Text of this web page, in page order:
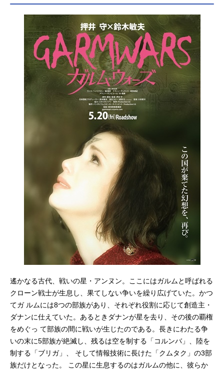
遙かなる古代、戦いの星・アンヌン。ここにはガルムと呼ばれる
クローン戦士が生息し、果てしない争いを繰り広げていた。かつ
てガ ルムには8つの部族があり、それぞれ役割に応じて創造主・
ダナンに仕えていた。あるときダナンが星を去り、その後の覇権
をめぐっ て部族の間に戦いが生じたのである。長きにわたる争
いの末に5部族が絶滅し、残るは空を制する「コルンバ」、陸を
制する「ブリガ」、 そして情報技術に長けた「クムタク」の3部
族だけとなった。 この星に生息するのはガルムの他に、彼らか